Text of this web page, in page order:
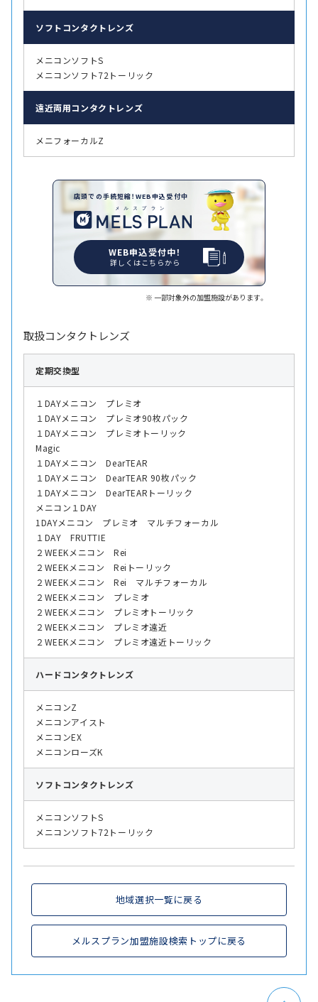
ソフト コンタクトレンズ
メニコンソフトS
メニコンソフト72トーリック
遠近両用コンタクトレンズ
メニフォーカルZ
店頭での手続短縮！WEB申込受付中
WEB申込受付中！
詳しくはこちらから
一部対象外の加盟施設があります。
取扱コンタクトレンズ
定期交換型
１DAYメニコン プレミオ
１DAYメニコン プレミオ90枚パック
１DAYメニコン プレミオトーリック
Magic
１DAYメニコン DearTEAR
１DAYメニコン DearTEAR 90枚パック
１DAYメニコン DearTEARトーリック
メニコン１DAY
1DAYメニコン プレミオ マルチフォーカル
１DAY FRUTTIE
２WEEKメニコン Rei
２WEEKメニコン Reiトーリック
２WEEKメニコン Rei マルチフォーカル
２WEEKメニコン プレミオ
２WEEKメニコン プレミオトーリック
２WEEKメニコン プレミオ遠近
２WEEKメニコン プレミオ遠近トーリック
ハード コンタクトレンズ
メニコンZ
メニコンアイスト
メニコンEX
メニコンローズK
ソフト コンタクトレンズ
メニコンソフトS
メニコンソフト72トーリック
地域選択一覧に戻る
メルスプラン加盟施設検索トップに戻る